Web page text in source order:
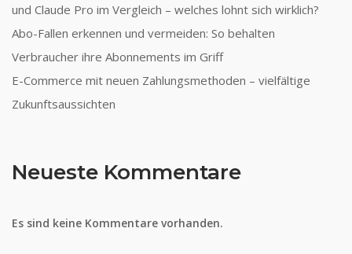
und Claude Pro im Vergleich – welches lohnt sich wirklich?
Abo-Fallen erkennen und vermeiden: So behalten
Verbraucher ihre Abonnements im Griff
E-Commerce mit neuen Zahlungsmethoden – vielfältige
Zukunftsaussichten
Neueste Kommentare
Es sind keine Kommentare vorhanden.